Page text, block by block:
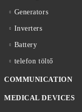
Generators
Inverters
Battery
telefon töltő
COMMUNICATION
MEDICAL DEVICES